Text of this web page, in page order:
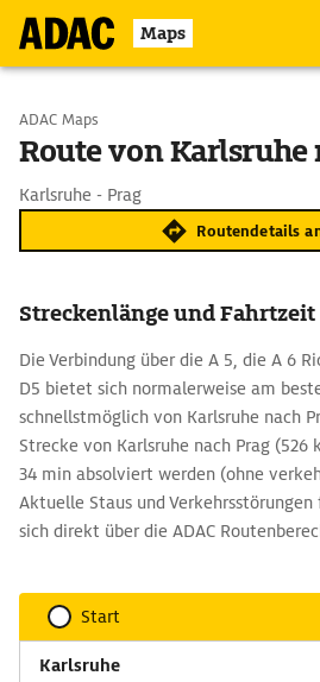
Maps
Start wählen
ADAC Maps
Route von Karlsruhe
Karlsruhe - Prag
Routendetails
Streckenlänge und Fahrtzeit
Die Verbindung über die A 5, die A 6
D5 bietet sich normalerweise am
schnellstmöglich von Karlsruhe nach
Strecke von Karlsruhe nach Prag (526
34 min absolviert werden (ohne
Aktuelle Staus und Verkehrsstörungen
sich direkt über die ADAC
Start
Karlsruhe